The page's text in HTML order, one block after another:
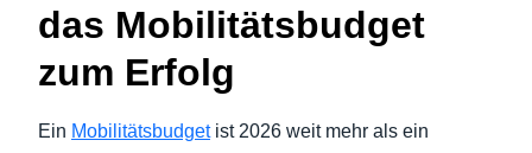
das Mobilitätsbudget
zum Erfolg
Ein Mobilitätsbudgetist 2026 weit mehr als ein